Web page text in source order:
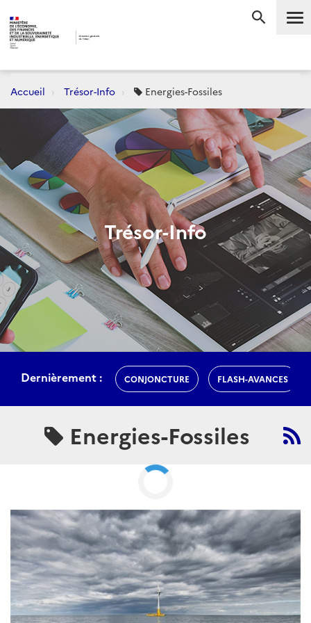
Accueil
Trésor-Info
Dernièrement : CONJONCTURE FLASH-AVANCES
Energies-Fossiles
ARTICLE
Actualités Japon - Énergie,
Construction - Janvier 2020 (II)
Rédigé par : SER de Tokyo - Pôle Développement Durable24
janvier 2020
Le gouvernement japonais lance sa nouvelle stratégie
d’innovation environnementale. Le Japon s'associe aux
pays membres de l'ASEAN pour développer l'industrie